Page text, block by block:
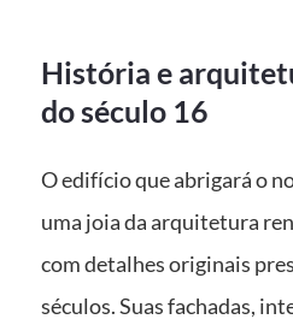
História e
do século 16
O edifício que abrigará o
uma joia da arquitetura
com detalhes originais
séculos. Suas fachadas,